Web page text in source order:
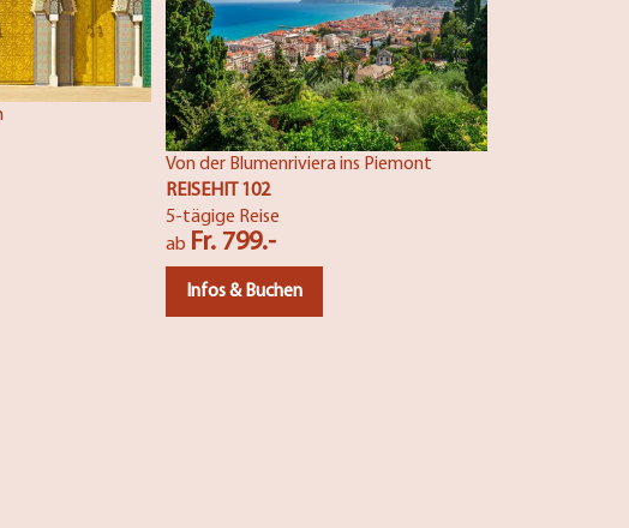
Von der Blumenriviera ins Piemont
REISEHIT 102
5-tägige Reise
ab Fr. 799.-
Infos & Buchen